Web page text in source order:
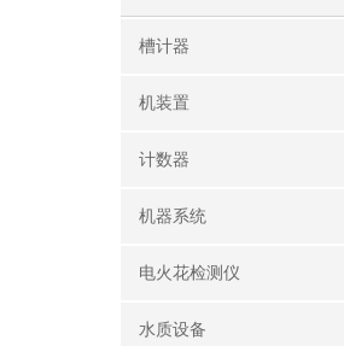
槽计器
机装置
计数器
机器系统
电火花检测仪
水质设备